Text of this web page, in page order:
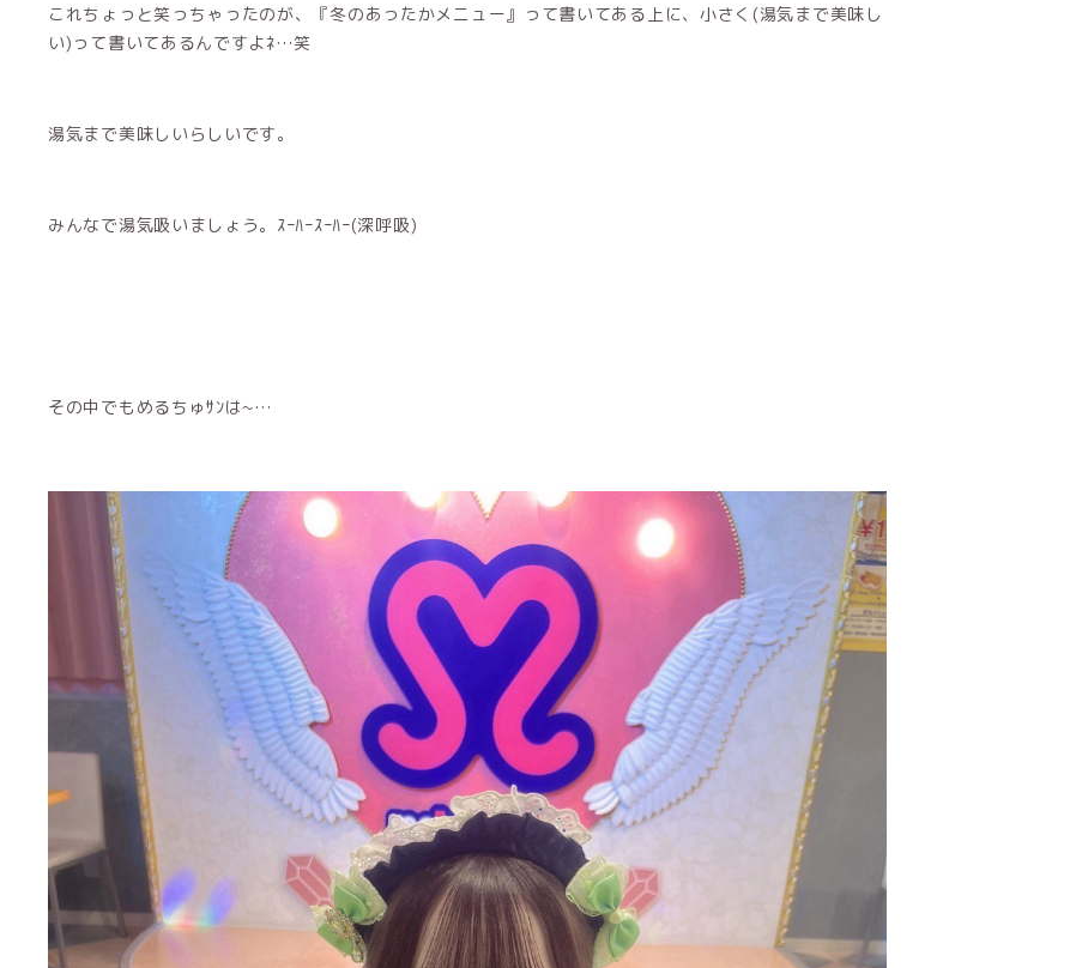
これちょっと笑っちゃったのが、『冬のあったかメニュー』って書いてある上に、小さく(湯気まで美味し
い)って書いてあるんですよﾈ…笑
湯気まで美味しいらしいです。
みんなで湯気吸いましょう。ｽｰﾊｰｽｰﾊｰ(深呼吸)
その中でもめるちゅｻﾝは~…